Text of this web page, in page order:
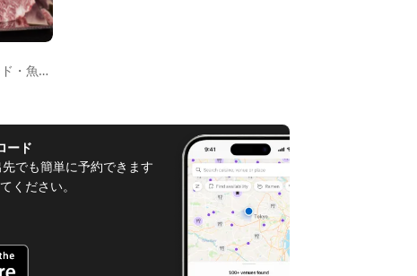
魚介料理
ード
でも簡単に予約できます
ください。